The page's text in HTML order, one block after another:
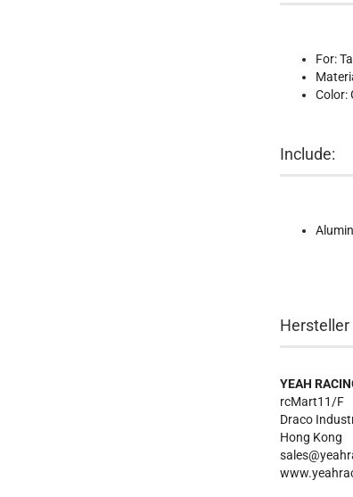
For:
Color:
Include:
YEAH
rcMart11/F
Draco
Hong Kong